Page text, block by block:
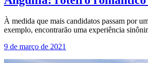
À medida que mais candidatos passam por
exemplo, encontrarão uma experiência
9 de março de 2021